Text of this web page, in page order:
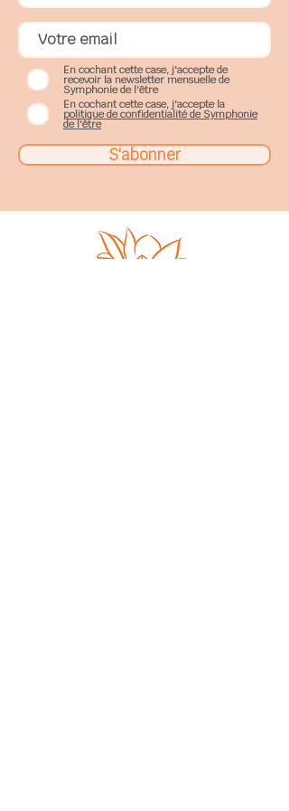
Les relaxations sonores sont contre-
indiquées aux personnes épileptiques,
aux personnes bipolaires non stabilisés,
aux schizophrènes ainsi qu'aux personnes
porteuses de pace-maker.
Au plaisir de partager ce moment avec
vous!
En cochant cette case, j'accepte de
recevoir la newsletter mensuelle de
Symphonie de l'être
En cochant cette case, j'accepte la
politique de confidentialité de Symphonie
de l'être
S'abonner